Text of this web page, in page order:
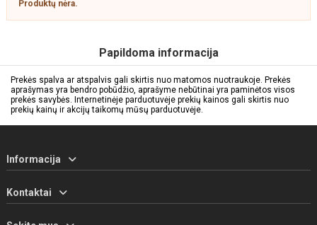
Produktų nėra.
Papildoma informacija
Prekės spalva ar atspalvis gali skirtis nuo matomos nuotraukoje. Prekės
aprašymas yra bendro pobūdžio, aprašyme nebūtinai yra paminėtos visos
prekės savybės. Internetinėje parduotuvėje prekių kainos gali skirtis nuo
prekių kainų ir akcijų taikomų mūsų parduotuvėje.
Informacija
Kontaktai